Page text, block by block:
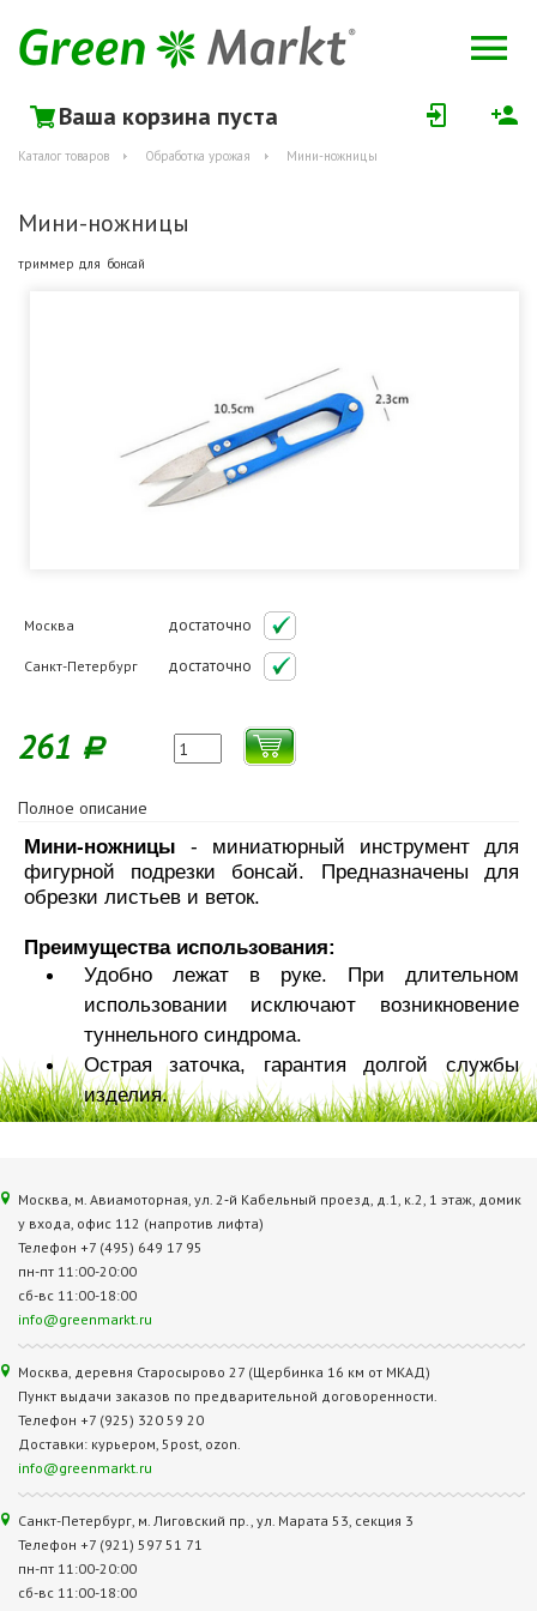
Ваша корзина пуста
Каталог товаров Обработка урожая Мини-ножницы
Мини-ножницы
триммер для бонсай
Москва достаточно
Санкт-Петербург достаточно
261 Р
Полное описание
Мини-ножницы - миниатюрный инструмент для
фигурной подрезки бонсай. Предназначены для
обрезки листьев и веток.
Преимущества использования:
Удобно лежат в руке. При длительном
использовании исключают возникновение
туннельного синдрома.
Острая заточка, гарантия долгой службы
изделия.
Москва, м. Авиамоторная, ул. 2‑й Кабельный проезд, д.1, к.2, 1 этаж, домик
у входа, офис 112 (напротив лифта)
Телефон +7 (495) 649 17 95
пн-пт 11:00-20:00
сб-вс 11:00-18:00
info@greenmarkt.ru
Москва, деревня Старосырово 27 (Щербинка 16 км от МКАД)
Пункт выдачи заказов по предварительной договоренности.
Телефон +7 (925) 320 59 20
Доставки: курьером, 5post, ozon.
info@greenmarkt.ru
Санкт-Петербург, м. Лиговский пр., ул. Марата 53, секция 3
Телефон +7 (921) 597 51 71
пн-пт 11:00-20:00
сб-вс 11:00-18:00